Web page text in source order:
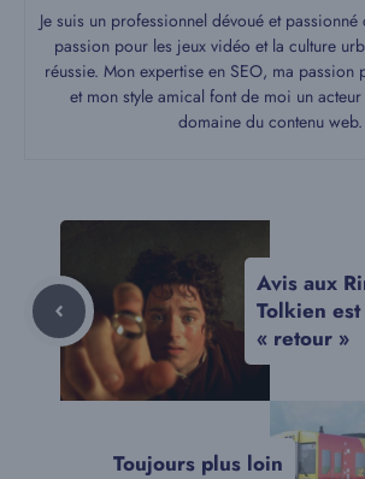
Je suis un professionnel dévoué et
passion pour les jeux vidéo et la culture
réussie. Mon expertise en SEO, ma passion
et mon style amical font de moi un
domaine du contenu web.
Avis aux
Tolkien est
« retour »
Toujours plus loin